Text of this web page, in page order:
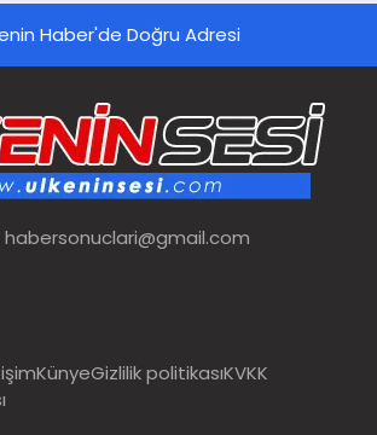
Haber'de Doğru Adresi
habersonuclari@gmail.com
KünyeGizlilik politikasıKVKK